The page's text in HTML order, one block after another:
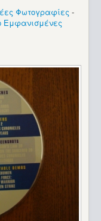
Φωτογραφίες -
Εμφανισμένες